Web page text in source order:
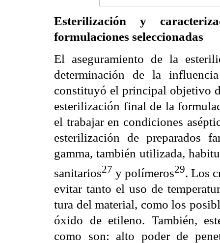
Esterilización y
formulaciones seleccionadas
El aseguramiento de la
determinación de la
constituyó el principal objetivo
esterilización final de la
el trabajar en condiciones
esterilización de preparados
gamma, también utilizada,
sanitarios27 y polímeros29. Los
evitar tanto el uso de
tura del material, como los
óxido de etileno. También,
como son: alto poder de